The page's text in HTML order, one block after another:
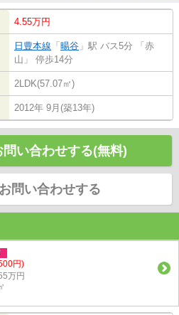
4.55万円
日豊本線 「 暘谷 」駅 バス5分 「赤
山」 停歩14分
2LDK(57.07㎡)
2012年 9月(築13年)
問い合わせする(無料)
問い合わせする
円)
万円